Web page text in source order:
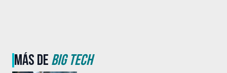
MÁS DEBIG TECH